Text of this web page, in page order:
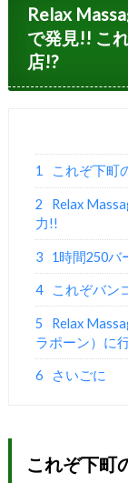
Relax
で発見!! こ
店!?
1 これぞ下町
2
Relax
力!!
3 1時間250バ
4 これぞバン
5
Relax
ラポーン）に
6 さいごに
これぞ下町